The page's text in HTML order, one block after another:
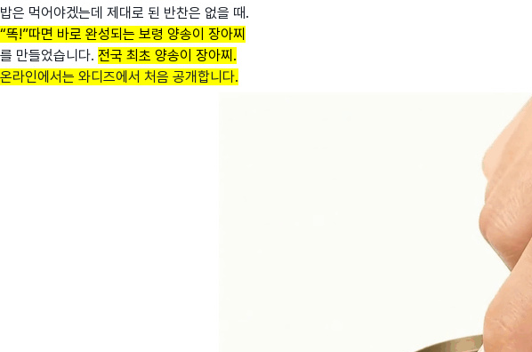
밥은 먹어야겠는데 제대로 된 반찬은 없을 때.
“똑!”따면 바로 완성되는 보령 양송이 장아찌
를 만들었습니다. 전국 최초 양송이 장아찌.
온라인에서는 와디즈에서 처음 공개합니다.